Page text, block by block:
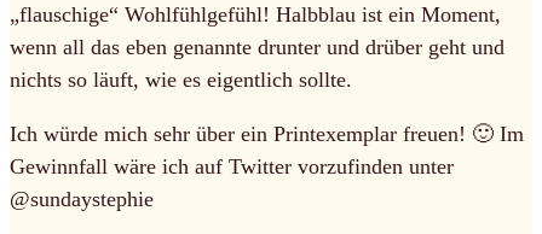
„flauschige“ Wohlfühlgefühl! Halbblau ist ein Moment,
wenn all das eben genannte drunter und drüber geht und
nichts so läuft, wie es eigentlich sollte.
Ich würde mich sehr über ein Printexemplar freuen! 🙂 Im
Gewinnfall wäre ich auf Twitter vorzufinden unter
@sundaystephie